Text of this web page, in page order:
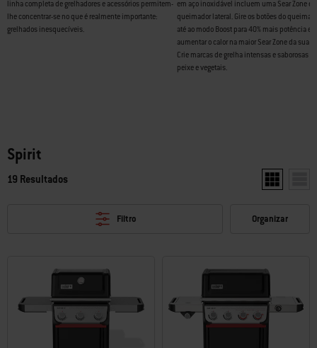
linha completa de grelhadores e acessórios permitem-
lhe concentrar-se no que é realmente importante:
grelhados inesquecíveis.
em aço inoxidável incluem uma Sear Zone e
queimador lateral. Gire os botões do
até ao modo Boost para 40% mais potência e,
aumentar o calor na maior Sear Zone da sua
Crie marcas de grelha intensas e saborosas
peixe e vegetais.
Spirit
19 Resultados Mostrar
Filtro Organizar